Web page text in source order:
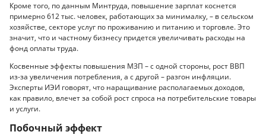
Кроме того, по данным Минтруда, повышение зарплат коснется
примерно 612 тыс. человек, работающих за минималку, – в сельском
хозяйстве, секторе услуг по проживанию и питанию и торговле. Это
значит, что и частному бизнесу придется увеличивать расходы на
фонд оплаты труда.
Косвенные эффекты повышения МЗП – с одной стороны, рост ВВП
из-за увеличения потребления, а с другой – разгон инфляции.
Эксперты ИЭИ говорят, что наращивание располагаемых доходов,
как правило, влечет за собой рост спроса на потребительские товары
и услуги.
Побочный эффект